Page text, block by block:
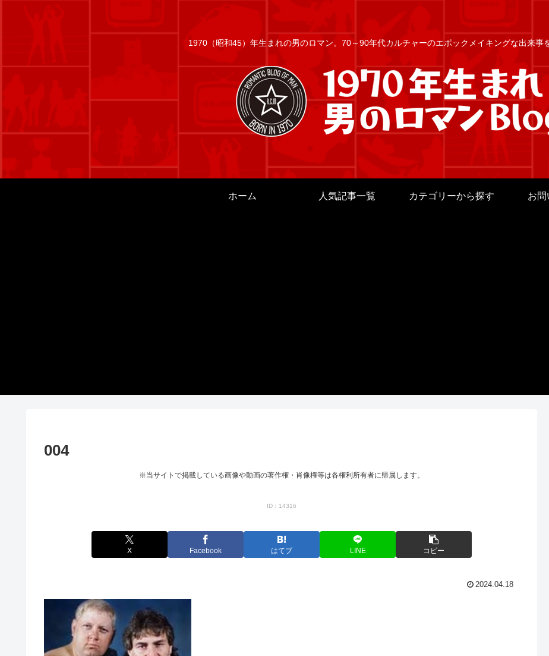
1970（昭和45）年生まれの男のロマン。70～90年代カルチャーのエポックメイキングな出来事
ホーム 人気記事一覧 カテゴリーから探す お問
004
※当サイトで掲載している画像や動画の著作権・肖像権等は各権利所有者に帰属します。
ID：14316
X Facebook はてブ LINE コピー
2024.04.18